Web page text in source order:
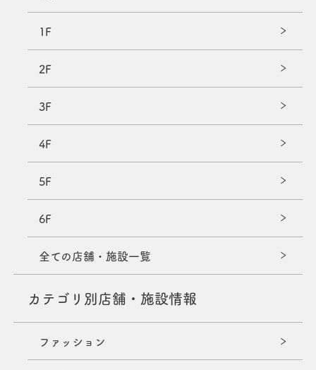
1F
2F
3F
4F
5F
6F
全ての店舗・施設一覧
カテゴリ別店舗・施設情報
ファッション